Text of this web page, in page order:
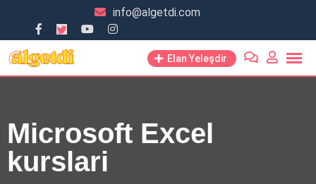
content
info@algetdi.com
Elan Yeləşdir
Microsoft Excel
kurslari